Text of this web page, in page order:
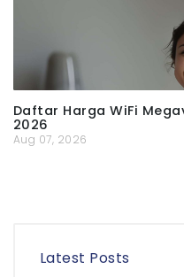
Daftar Harga WiFi
2026
Aug 07, 2026
Latest Posts